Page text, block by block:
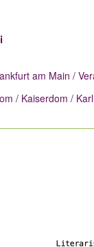
am Main
Kaiserdom